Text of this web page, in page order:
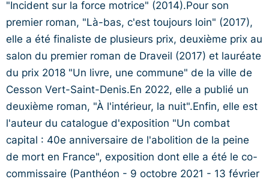
"Incident sur la force motrice" (2014).Pour son
premier roman, "Là-bas, c'est toujours loin" (2017),
elle a été finaliste de plusieurs prix, deuxième prix au
salon du premier roman de Draveil (2017) et lauréate
du prix 2018 "Un livre, une commune" de la ville de
Cesson Vert-Saint-Denis.En 2022, elle a publié un
deuxième roman, "À l'intérieur, la nuit".Enfin, elle est
l'auteur du catalogue d'exposition "Un combat
capital : 40e anniversaire de l'abolition de la peine
de mort en France", exposition dont elle a été le co-
commissaire (Panthéon - 9 octobre 2021 - 13 février